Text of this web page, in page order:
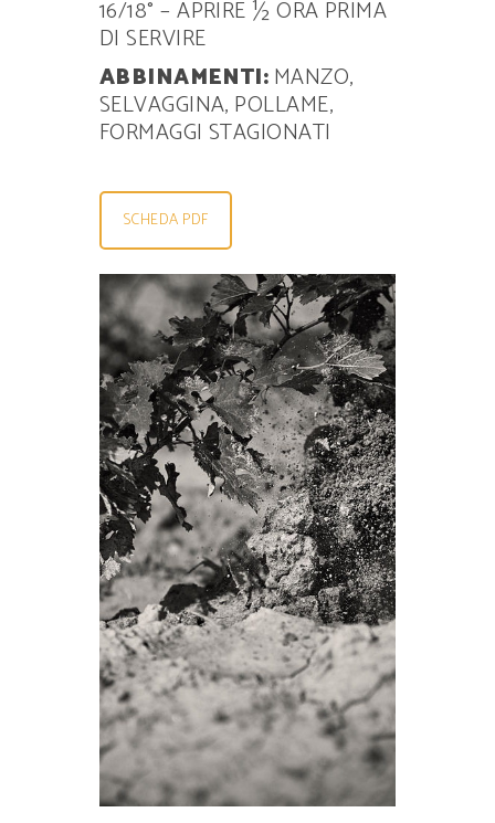
16/18° – APRIRE ½ ORA PRIMA
DI SERVIRE
ABBINAMENTI:MANZO,
SELVAGGINA, POLLAME,
FORMAGGI STAGIONATI
SCHEDA PDF